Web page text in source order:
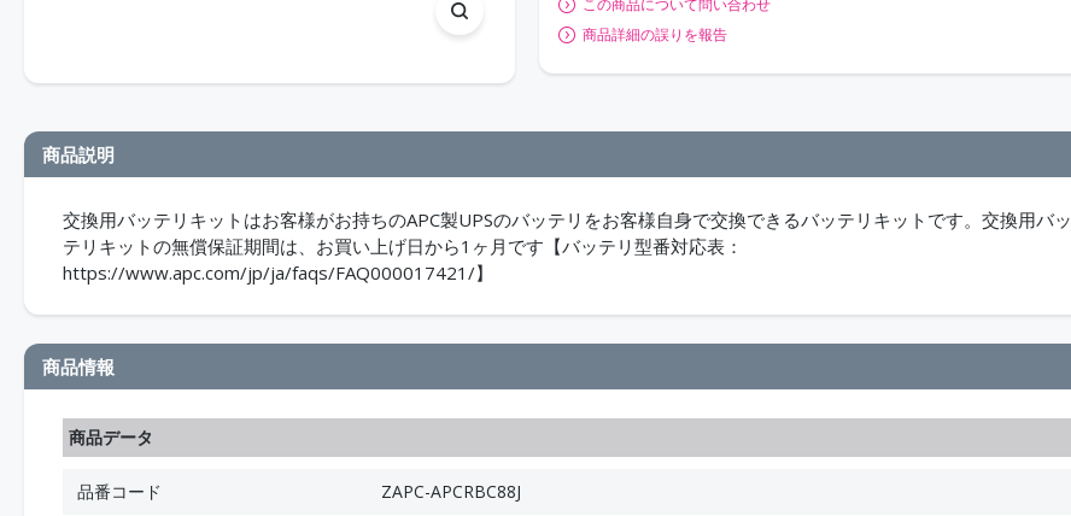
この商品について問い合わせ
商品詳細の誤りを報告
商品説明
交換用バッテリキットはお客様がお持ちのAPC製UPSのバッテリをお客様自身で交換できるバッテリキットです。交換用バッ
テリキットの無償保証期間は、お買い上げ日から1ヶ月です【バッテリ型番対応表：
https://www.apc.com/jp/ja/faqs/FAQ000017421/】
商品情報
商品データ
品番コード
ZAPC-APCRBC88J